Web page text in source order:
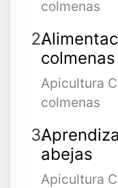
colmenas
colmenas
Apicultura
colmenas
abejas
Apicultura